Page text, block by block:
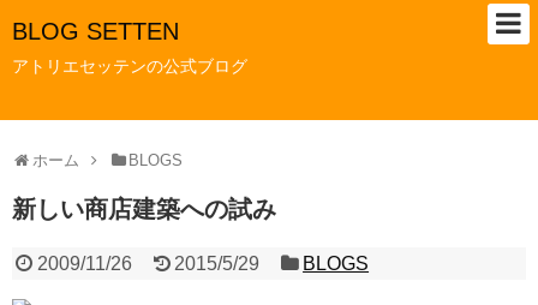
BLOG SETTEN
アトリエセッテンの公式ブログ
ホーム BLOGS
新しい商店建築への試み
2009/11/26 2015/5/29 BLOGS